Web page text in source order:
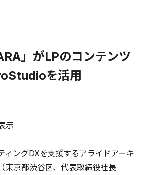
」がLPのコンテンツ
を活用
示
ィングDXを支援するアライドアーキ
東京都渋谷区、代表取締役社長